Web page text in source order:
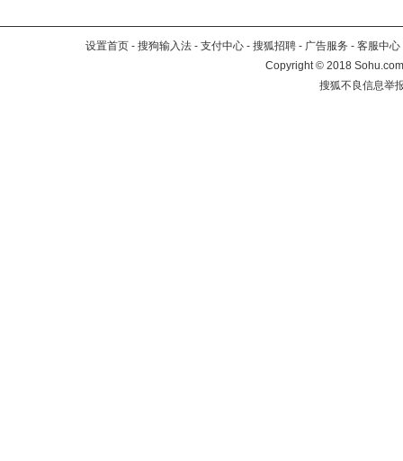
设置首页 - 搜狗输入法 - 支付中心 - 搜狐招聘 - 广告服务 - 客服中心
Copyright©2018
搜狐不良信息举